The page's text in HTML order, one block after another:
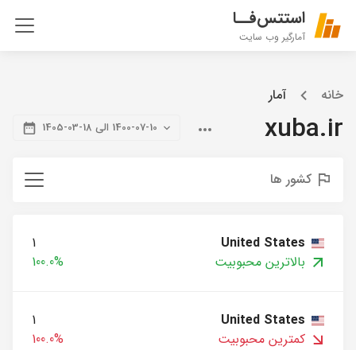
استتس‌فــا
آمارگیر وب سایت
خانه آمار
xuba.ir 1400-07-10 الی 18-03-1405
کشور ها
United States
1
بالاترین محبوبیت
100.0%
United States
1
کمترین محبوبیت
100.0%